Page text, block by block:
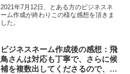
ました。
2021年7月12日、とある方のビジネスネ
ーム作成が終わりこの様な感想を頂きま
した。
ビジネスネーム作成後の感想：飛
鳥さんは対応も丁寧で、さらに候
補を複数出してくださるので、こ